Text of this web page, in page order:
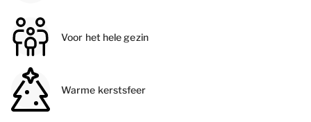
Voor het hele gezin
Warme kerstsfeer